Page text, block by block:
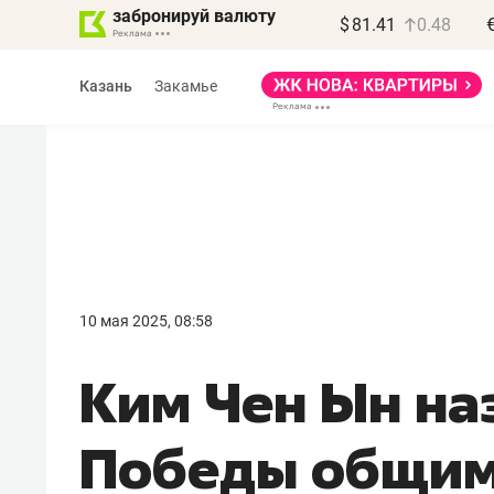
забронируй валюту $ 81.41 0.48
Казань Закамье
10 мая 2025, 08:58
Ким Чен Ын
Победы
правил, бизнес может
потерять минимум